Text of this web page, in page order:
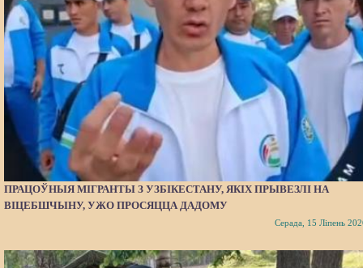
ПРАЦОЎНЫЯ МІГРАНТЫ З УЗБІКЕСТАНУ, ЯКІХ ПРЫВЕЗЛІ НА
ВІЦЕБШЧЫНУ, УЖО ПРОСЯЦЦА ДАДОМУ
Серада, 15 Ліпень